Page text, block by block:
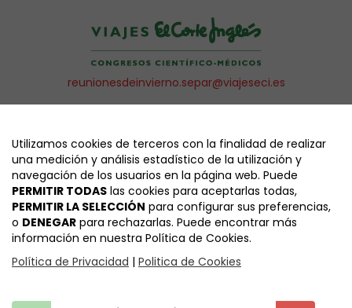
reunionesdeinvierno.separ@viajeseci.es
COLABORACIONES Y EXPO. COMERCIAL
reunionesdeinvierno.separ@viajeseci.es
INSCRIPCIONES
reunionesdeinvierno.separ@viajeseci.es
reunionesdeinvierno.separ@viajeseci.es
Utilizamos cookies de terceros con la finalidad de realizar
una medición y análisis estadístico de la utilización y
navegación de los usuarios en la página web. Puede
PERMITIR TODAS las cookies para aceptarlas todas,
PERMITIR LA SELECCIÓN para configurar sus preferencias,
o DENEGAR para rechazarlas. Puede encontrar más
información en nuestra Política de Cookies.
Política de Privacidad | Politica de Cookies